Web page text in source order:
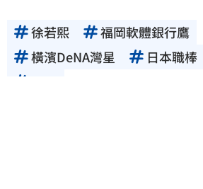
徐若熙
福岡軟體銀行鷹
橫濱DeNA灣星
日本職棒